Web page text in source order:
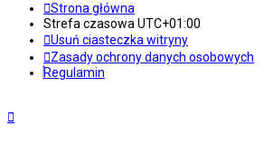
Strona główna
Strefa czasowaUTC+01:00
Usuń ciasteczka witryny
Zasady ochrony danych osobowych
Regulamin